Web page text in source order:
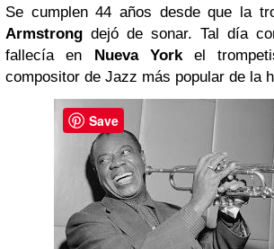
Se cumplen 44 años desde que la
Armstrong dejó de sonar. Tal día
fallecía en Nueva Yorkel
compositor de Jazz más popular de la
Save